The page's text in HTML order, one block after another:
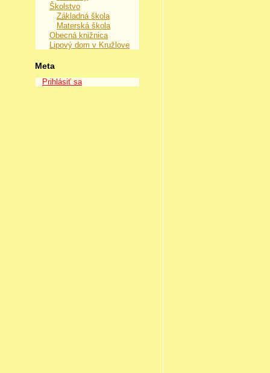
Školstvo
Základná škola
Materská škola
Obecná knižnica
Lipový dom v Kružlove
Meta
Prihlásiť sa